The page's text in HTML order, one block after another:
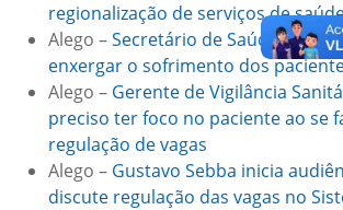
regionalização de serviços de
Alego –Secretário de Saúde
enxergar o sofrimento dos
Alego – Gerente de Vigilância
preciso ter foco no paciente ao se
regulação de vagas
Alego – Gustavo Sebba inicia
discute regulação das vagas no